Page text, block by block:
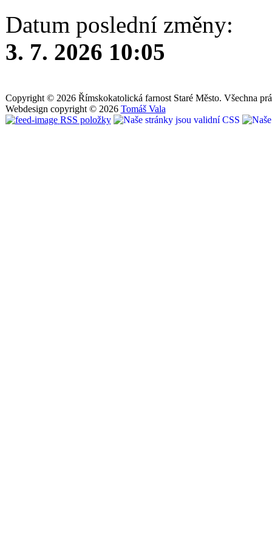
Datum poslední změny:
3. 7. 2026 10:05
Copyright © 2026 Římskokatolická farnost Staré Město. Všechna
Webdesign copyright © 2026 Tomáš Vala
RSS položky